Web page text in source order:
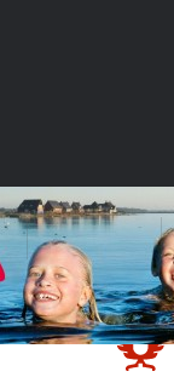
podcasts